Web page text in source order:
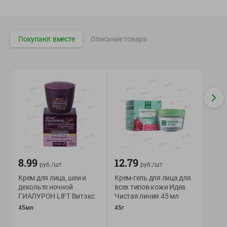
Юридическая информация и условия пользовательского
Номер уполномоченных рассматривать обращения покупателей в
соответствии с законодательством об обращениях граждан и
юридических лиц: Отдел торговли и услуг Администрации
Фрунзенского района г. Минска + 375 17 272 73 84 .
продавцом рассматривать обращения покупателей о нарушении их
прав, предусмотренных законодательством о защите прав
Покупают вместе Описание товара
8.99 руб./шт
Крем для лица, шеи и
декольте ночной
ГИАЛУРОН LIFT Витэкс
45мл
12.79 руб./шт
Крем-гель для лица для
всех типов кожи Идеа
Чистая линия 45 мл
45г